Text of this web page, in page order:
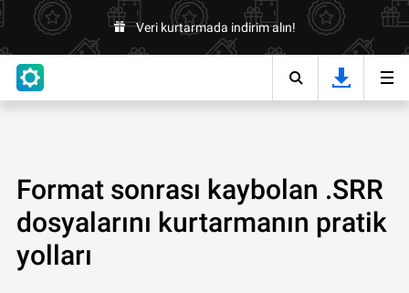
Veri kurtarmada indirim alın!
Format sonrası kaybolan .SRR
dosyalarını kurtarmanın pratik
yolları